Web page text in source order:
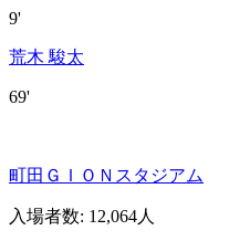
9'
荒木 駿太
69'
町田ＧＩＯＮスタジアム
入場者数: 12,064人